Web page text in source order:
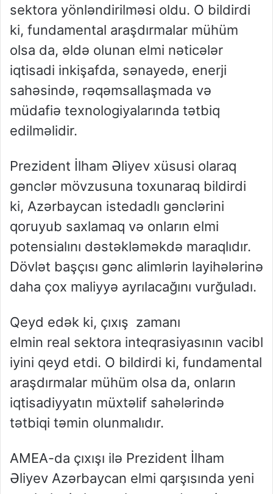
sektora yönləndirilməsi oldu. O bildirdi
ki, fundamental araşdırmalar mühüm
olsa da, əldə olunan elmi nəticələr
iqtisadi inkişafda, sənayedə, enerji
sahəsində, rəqəmsallaşmada və
müdafiə texnologiyalarında tətbiq
edilməlidir.
Prezident İlham Əliyev xüsusi olaraq
gənclər mövzusuna toxunaraq bildirdi
ki, Azərbaycan istedadlı gənclərini
qoruyub saxlamaq və onların elmi
potensialını dəstəkləməkdə maraqlıdır.
Dövlət başçısı gənc alimlərin layihələrinə
daha çox maliyyə ayrılacağını vurğuladı.
Qeyd edək ki, çıxış zamanı
elmin real sektora inteqrasiyasının vacibl
iyini qeyd etdi. O bildirdi ki, fundamental
araşdırmalar mühüm olsa da, onların
iqtisadiyyatın müxtəlif sahələrində
tətbiqi təmin olunmalıdır.
AMEA-da çıxışı ilə Prezident İlham
Əliyev Azərbaycan elmi qarşısında yeni